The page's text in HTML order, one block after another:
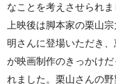
なことを考えさせられま
上映後は脚本家の栗山
明さんに登場いただき
が映画制作のきっかけ
れました。栗山さんの野